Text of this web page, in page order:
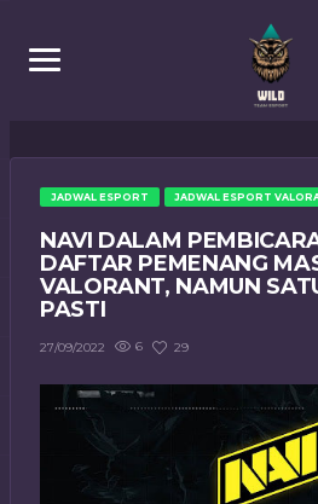
JADWAL ESPORT JADWAL ESPORT
NAVI DALAM
DAFTAR PEMENANG
VALORANT, NAMUN
PASTI
27/09/2022 6 29